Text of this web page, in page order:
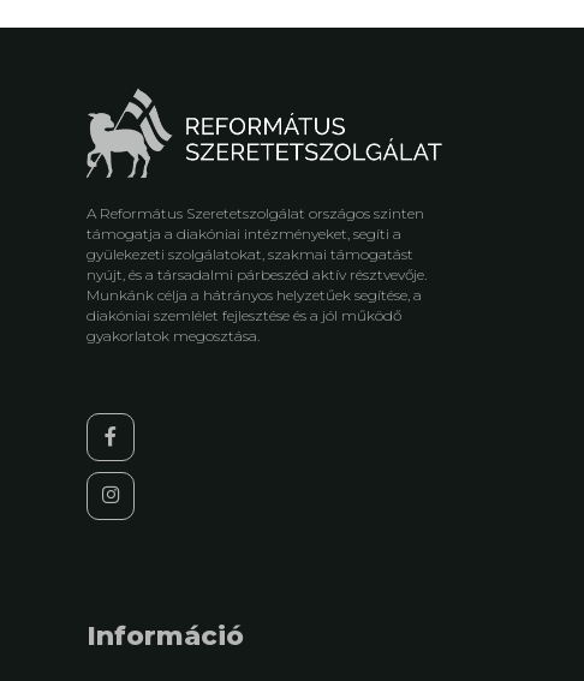
A Református Szeretetszolgálat országos szinten
támogatja a diakóniai intézményeket, segíti a
gyülekezeti szolgálatokat, szakmai támogatást
nyújt, és a társadalmi párbeszéd aktív résztvevője.
Munkánk célja a hátrányos helyzetűek segítése, a
diakóniai szemlélet fejlesztése és a jól működő
gyakorlatok megosztása.
Információ